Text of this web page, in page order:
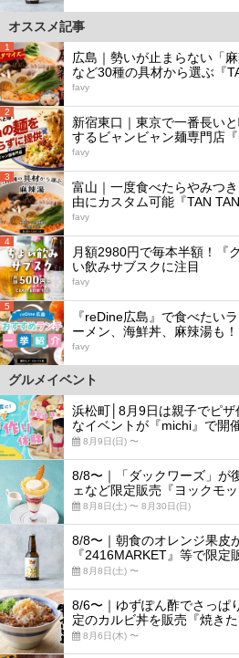
オススメ記事
1
広島｜勢いが止まらない「
など30種の具材から選ぶ『
favy
2
新宿東口｜東京で一番長い
するビャンビャン麺専門店『
favy
3
富山｜一度食べたらやみつ
由にカスタム可能『TAN TAN
favy
4
月額2980円で毎本半額！『
い飲みサブスクに注目
favy
5
『reDine広島』で食べたい
ーメン、海鮮丼、麻辣湯も！
favy
グルメイベント
浜松町│8月9日は親子でピ
なイベントが『michi』で開
8月9日(日) 〜
8/8〜｜「ダックワーズ」が
ェなど限定販売『ヨックモッ
8月8日(土) 〜 8月30日(日)
8/8〜｜朝食のオレンジ果皮
『2416MARKET』等で限定
8月8日(土) 〜
8/6〜｜ゆずぽん酢でさっぱ
定のカルビ丼を販売『焼きた
8月6日(木) 〜